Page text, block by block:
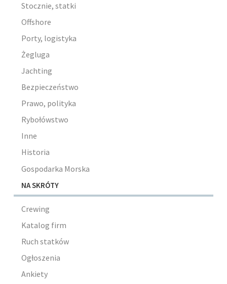
Stocznie, statki
Offshore
Porty, logistyka
Żegluga
Jachting
Bezpieczeństwo
Prawo, polityka
Rybołówstwo
Inne
Historia
Gospodarka Morska
NA SKRÓTY
Crewing
Katalog firm
Ruch statków
Ogłoszenia
Ankiety